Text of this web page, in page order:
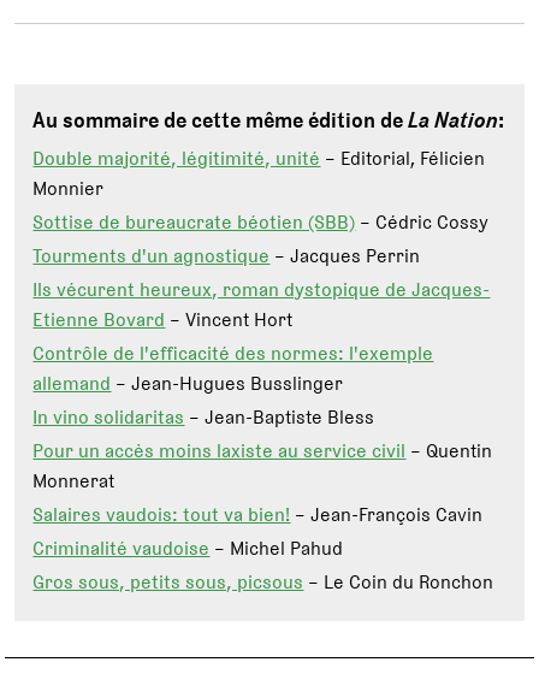
Au sommaire de cette même édition deLa Nation:
Double majorité, légitimité, unité – Editorial, Félicien
Monnier
Sottise de bureaucrate béotien (SBB) – Cédric Cossy
Tourments d'un agnostique – Jacques Perrin
Ils vécurent heureux, roman dystopique de Jacques-
Etienne Bovard – Vincent Hort
Contrôle de l'efficacité des normes: l'exemple
allemand – Jean-Hugues Busslinger
In vino solidaritas – Jean-Baptiste Bless
Pour un accès moins laxiste au service civil – Quentin
Monnerat
Salaires vaudois: tout va bien! – Jean-François Cavin
Criminalité vaudoise – Michel Pahud
Gros sous, petits sous, picsous – Le Coin du Ronchon